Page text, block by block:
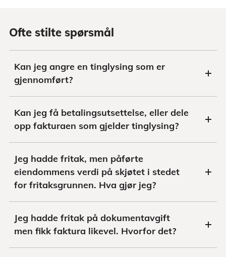
Ofte stilte spørsmål
Kan jeg angre en tinglysing som er
gjennomført?
Kan jeg få betalingsutsettelse, eller dele
opp fakturaen som gjelder tinglysing?
Jeg hadde fritak, men påførte
eiendommens verdi på skjøtet i stedet
for fritaksgrunnen. Hva gjør jeg?
Jeg hadde fritak på dokumentavgift
men fikk faktura likevel. Hvorfor det?